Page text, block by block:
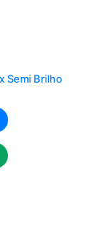
Semi Brilho